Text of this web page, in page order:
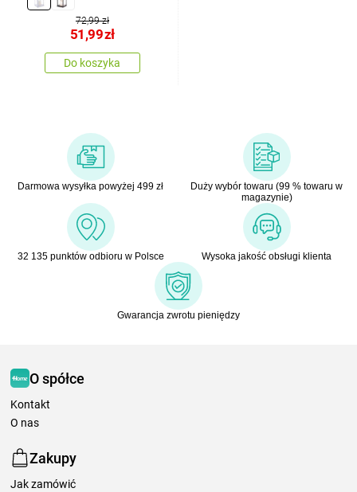
72,99 zł
51,99zł
Do koszyka
Darmowa wysyłka powyżej 499 zł
Duży wybór towaru (99 % towaru w
magazynie)
32 135 punktów odbioru w Polsce Wysoka jakość obsługi klienta
Gwarancja zwrotu pieniędzy
O spółce
Kontakt
O nas
Zakupy
Jak zamówić